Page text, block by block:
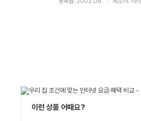
이런 상품 어때요?